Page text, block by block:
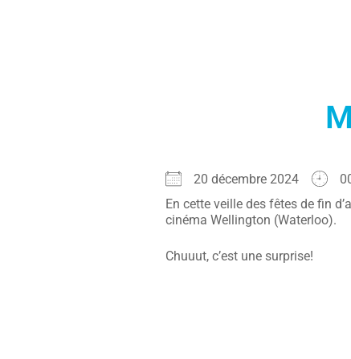
20 décembre 2024
En cette veille des fêtes de fin
cinéma Wellington (Waterloo).
Chuuut, c’est une surprise!